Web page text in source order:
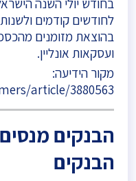
בחודש יולי השנה
לחודשים קודמים
בהוצאת מזומנים
ועסקאות אונליין.
מקור הידיעה:
article/3880563
הבנקים
הבנקים